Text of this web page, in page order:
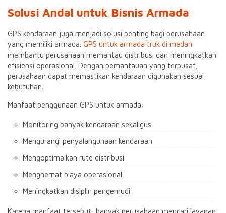
Solusi Andal untuk Bisnis Armada
GPS kendaraan juga menjadi solusi penting bagi perusahaan
yang memiliki armada. GPS untuk armada truk di medan
membantu perusahaan memantau distribusi dan meningkatkan
efisiensi operasional. Dengan pemantauan yang terpusat,
perusahaan dapat memastikan kendaraan digunakan sesuai
kebutuhan.
Manfaat penggunaan GPS untuk armada:
Monitoring banyak kendaraan sekaligus
Mengurangi penyalahgunaan kendaraan
Mengoptimalkan rute distribusi
Menghemat biaya operasional
Meningkatkan disiplin pengemudi
Karena manfaat tersebut, banyak perusahaan mencari layanan